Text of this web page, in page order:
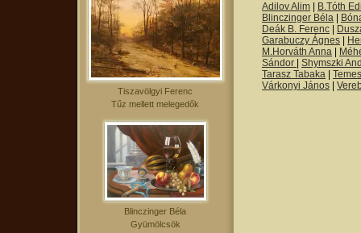
Tiszavölgyi Ferenc
Tűz mellett melegedők
Blinczinger Béla
Gyümölcsök
Adilov Alim
B.Tóth
Blinczinger Béla
Deák B. Ferenc
Garabuczy Ágnes
M.Horváth Anna
Sándor
Shymszki
Tarasz Tabaka
Várkonyi János